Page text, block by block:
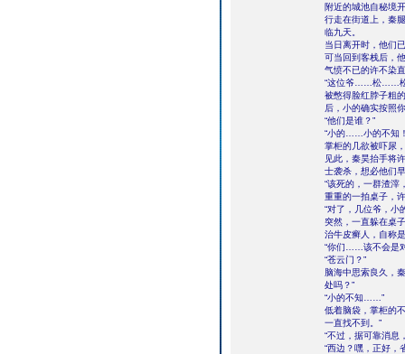
附近的城池自秘境
行走在街道上，秦
临九天。
当日离开时，他们
可当回到客栈后，
气愤不已的许不染
“这位爷……松……
被憋得脸红脖子粗
后，小的确实按照
“他们是谁？”
“小的……小的不知
掌柜的几欲被吓尿
见此，秦昊抬手将
士袭杀，想必他们
“该死的，一群渣滓
重重的一拍桌子，
“对了，几位爷，小
突然，一直躲在桌
治牛皮癣人，自称
“你们……该不会是
“苍云门？”
脑海中思索良久，
处吗？”
“小的不知……”
低着脑袋，掌柜的
一直找不到。”
“不过，据可靠消息
“西边？嘿，正好，